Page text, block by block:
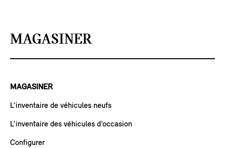
MAGASINER
MAGASINER
L’inventaire de véhicules neufs
L’inventaire des véhicules d’occasion
Configurer